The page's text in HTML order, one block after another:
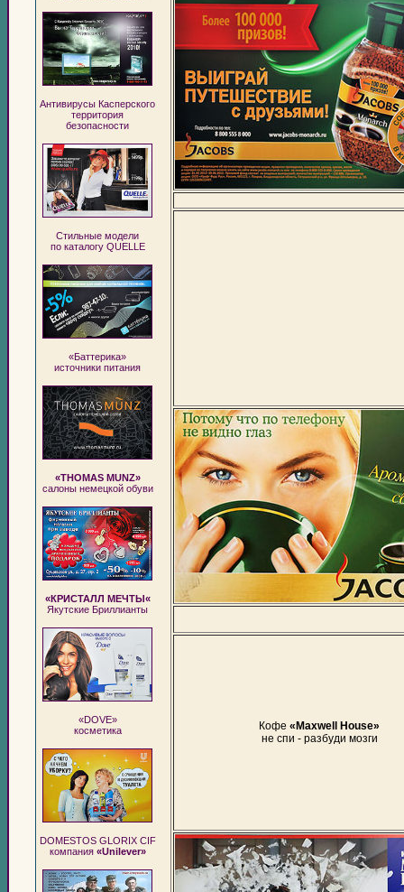
Кофе «Maxwell House»
не спи - разбуди мозги
Антивирусы Касперского
территория
безопасности
Стильные модели
по каталогу QUELLE
«Баттерика»
источники питания
«THOMAS MUNZ»
салоны немецкой обуви
«КРИСТАЛЛ МЕЧТЫ«
Якутские Бриллианты
«DOVE»
косметика
DOMESTOS GLORIX CIF
компания «Unilever»